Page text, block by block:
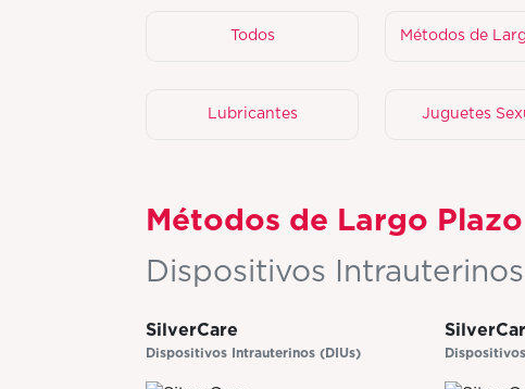
Todos Métodos de
Lubricantes Juguetes
Métodos de Largo Plazo
Dispositivos
SilverCare
Dispositivos Intrauterinos (DIUs)